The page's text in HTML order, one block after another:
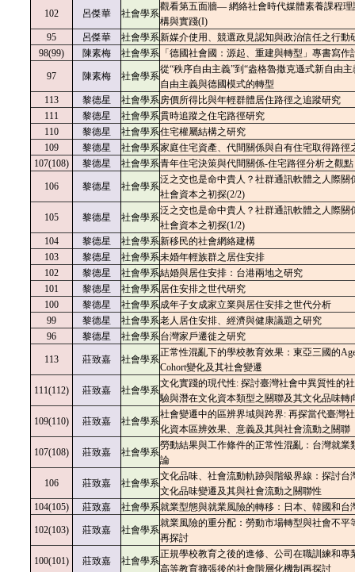
102 呂傑華 社會學系
觀看第五面牆— 網絡社會時代媒體素養課程理
構與實踐(I)
95
呂傑華 社會學系新媒介使用、競選政見認知與政治信任之行動
98(99)
陳素梅 社會學系 「德國社會國：源起、重建與轉型」專書寫作
97 陳素梅 社會學系
從“秩序自由主義”到“盎格魯撒克遜式新自由主
自由主義與德國模式的轉型
113
黎德星 社會學系房價所得比與年輕群體居住路徑之追蹤研究
111
黎德星 社會學系貫時追蹤之住宅路徑研究
110
黎德星 社會學系住宅權屬結構之研究
109
黎德星 社會學系家庭住宅資產、代間關係與自有住宅取得路徑
107(108)
黎德星 社會學系青年住宅決策與代間關係-住宅路徑分析之觀點
106 黎德星 社會學系
泛之交也是命中貴人？社群通訊軟體之人際關
社會資本之初探(2/2)
105 黎德星 社會學系
泛之交也是命中貴人？社群通訊軟體之人際關
社會資本之初探(1/2)
104
黎德星 社會學系新移民的社會網絡建構
103
黎德星 社會學系未婚年輕族群之居住安排
102
黎德星 社會學系結婚與居住安排：台港兩地之研究
101
黎德星 社會學系居住安排之世代研究
100
黎德星 社會學系成年子女成家立業與居住安排之世代分析
99
黎德星 社會學系老人居住安排、經濟與健康議題之研究
96
黎德星 社會學系台灣家戶遷徙之研究
113 莊致嘉 社會學系
正常性混亂下的學校教育效果：東亞三國的
Cohort變化及其社會變遷
111(112) 莊致嘉 社會學系
文化實踐的現代性: 探討臺灣社會中異質性的
驗與潛在文化資本類型之關聯及其文化品味轉
109(110) 莊致嘉 社會學系
社會變遷中的區辨界域與跨界: 再探當代臺灣
化資本區辨效果、意義及其與社會流動之關聯
107(108) 莊致嘉 社會學系
勞動結果與工作條件的正常性混亂：台灣就業
論
106 莊致嘉 社會學系
文化品味、社會流動軌跡與階級界線：探討台
文化品味變遷及其與社會流動之關聯性
104(105)
莊致嘉 社會學系就業型態與就業風險的轉移：日本、韓國和台
102(103) 莊致嘉 社會學系
就業風險的重分配：勞動市場轉型與社會不平
再探討
100(101) 莊致嘉 社會學系
正規學校教育之後的進修、公司在職訓練和專
高等教育擴張後的社會階層化機制再探討